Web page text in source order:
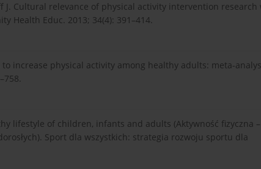
J. Cultural relevance of physical activity intervention research
Health Educ. 2013; 34(4): 391–414.
to increase physical activity among healthy adults: meta-
lifestyle of children, infants and adults (Aktywność fizyczna –
Sport dla wszystkich: strategia rozwoju sportu dla